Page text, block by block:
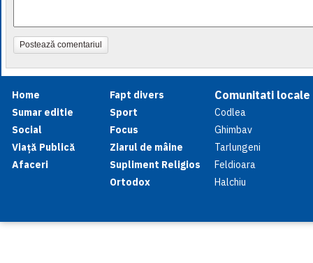
Postează comentariul
Home
Sumar editie
Social
Viață Publică
Afaceri
Fapt divers
Sport
Focus
Ziarul de mâine
Supliment Religios
Ortodox
Comunitati locale
Codlea
Ghimbav
Tarlungeni
Feldioara
Halchiu